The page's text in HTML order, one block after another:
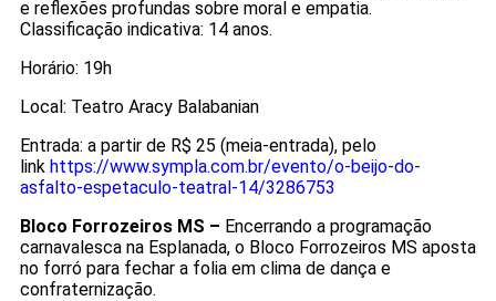
e reflexões profundas sobre moral e empatia.
Classificação indicativa: 14 anos.
Horário: 19h
Local: Teatro Aracy Balabanian
Entrada: a partir de R$ 25 (meia-entrada), pelo
link https://www.sympla.com.br/evento/o-beijo-do-
asfalto-espetaculo-teatral-14/3286753
Bloco Forrozeiros MS – Encerrando a programação
carnavalesca na Esplanada, o Bloco Forrozeiros MS aposta
no forró para fechar a folia em clima de dança e
confraternização.